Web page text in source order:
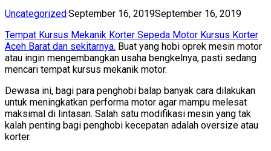
Uncategorized·September 16, 2019September 16, 2019
Tempat Kursus Mekanik Korter Sepeda Motor Kursus Korter
Aceh Barat dan sekitarnya. Buat yang hobi oprek mesin motor
atau ingin mengembangkan usaha bengkelnya, pasti sedang
mencari tempat kursus mekanik motor.
Dewasa ini, bagi para penghobi balap banyak cara dilakukan
untuk meningkatkan performa motor agar mampu melesat
maksimal di lintasan. Salah satu modifikasi mesin yang tak
kalah penting bagi penghobi kecepatan adalah oversize atau
korter.